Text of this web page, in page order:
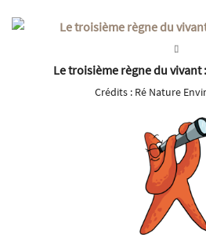
Le troisième règne du vivant
Crédits : Ré Nature